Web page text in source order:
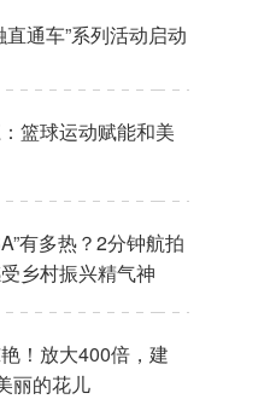
直通车”系列活动启动
篮球运动赋能和美
有多热？2分钟航拍
乡村振兴精气神
！放大400倍，建
丽的花儿